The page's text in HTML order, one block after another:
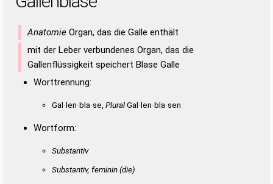
SEEAAL
LENES LESEN NASAL SAALE SAGEN SANGE
SEGNE
SELEN SENGE
Anatomie Organ, das die Galle enthält
mit der Leber verbundenes Organ, das die
Gallenflüssigkeit speichert Blase Galle
Worttrennung:
Gal·len·bla·se, PluralGal·len·bla·sen
Wortform:
Substantiv
Substantiv, feminin(die)